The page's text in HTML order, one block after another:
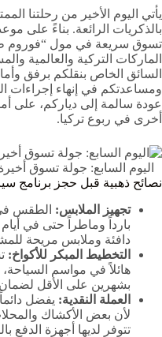
يأتي اليوم الأخير من رحلتنا
بالذكريات الرائعة. بناءً على
تسوق سريعة في مول “فوروم
الماركات التركية والعالمية
السائق الخاص بنقلكم برفق
ومساعدتكم في إنهاء إجراءات
عودة سالمة إلى دياركم، على
أخرى في ربوع تركيا.
اليوم السابع: جولة تسوق
نصائح ذهبية قبل حجز برنامج سياحي
تجهيز الملابس: الطقس
بارداً وماطراً حتى في
دافئة وملابس مريحة
التخطيط المبكر للأكواخ:
هائلاً في مواسم
بشهرين على الأقل لضمان
العملة النقدية: يفضل
لأن بعض الأكشاك
تتوفر لديها أجهزة الدفع